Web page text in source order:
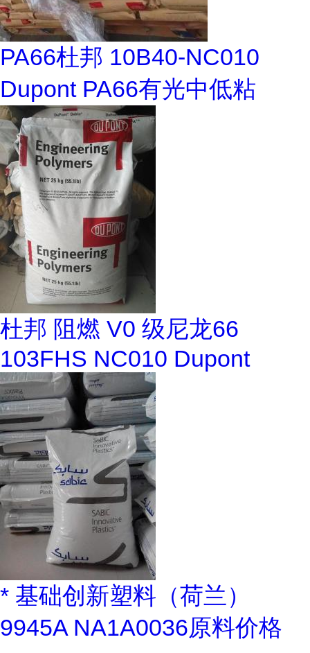
PA66杜邦 10B40-NC010
Dupont PA66有光中低粘
杜邦 阻燃 V0 级尼龙66
103FHS NC010 Dupont
* 基础创新塑料（荷兰）
9945A NA1A0036原料价格